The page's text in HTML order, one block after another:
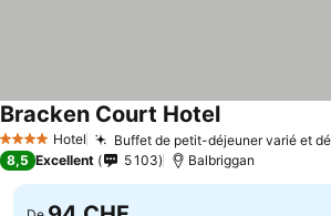
4 Étoiles Hotel Buffet de petit-déjeuner varié et
Bracken Court Hotel
8,5 Excellent 5 103 Balbriggan